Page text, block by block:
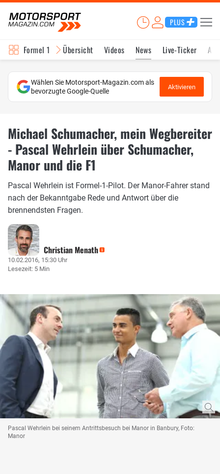
PLUS
Formel 1 Übersicht Videos News Live-Ticker
Wählen Sie Motorsport-Magazin.com als
bevorzugte Google-Quelle
Aktivieren
Michael Schumacher, mein Wegbereiter
- Pascal Wehrlein über Schumacher,
Manor und die F1
Pascal Wehrlein ist Formel-1-Pilot. Der Manor-Fahrer stand
nach der Bekanntgabe Rede und Antwort über die
brennendsten Fragen.
Christian Menath
10.02.2016, 15:30 Uhr
Lesezeit: 5 Min
Pascal Wehrlein bei seinem Antrittsbesuch bei Manor in Banbury, Foto:
Manor